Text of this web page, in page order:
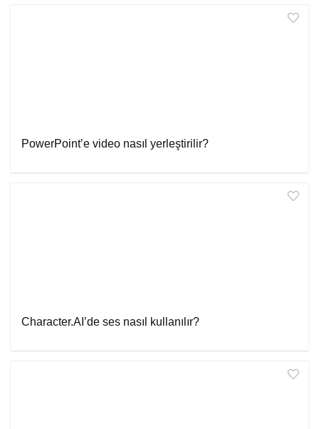
PowerPoint’e video nasıl yerleştirilir?
Character.AI’de ses nasıl kullanılır?